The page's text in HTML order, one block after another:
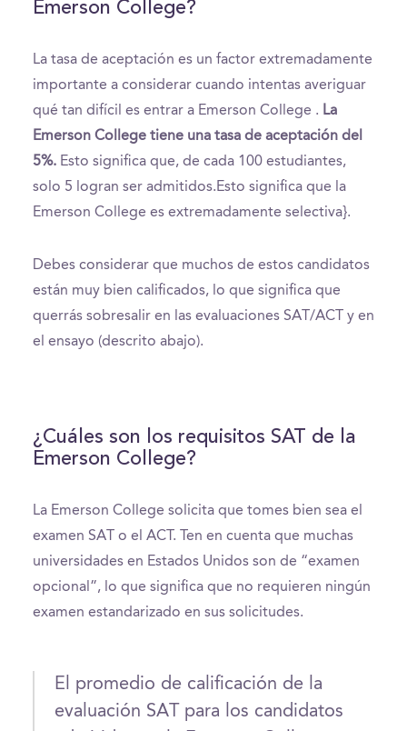
Emerson College?
La tasa de aceptación es un factor extremadamente
importante a considerar cuando intentas averiguar
qué tan difícil es entrar a Emerson College . La
Emerson College tiene una tasa de aceptación del
5%. Esto significa que, de cada 100 estudiantes,
solo 5 logran ser admitidos.Esto significa que la
Emerson College es extremadamente selectiva}.
Debes considerar que muchos de estos candidatos
están muy bien calificados, lo que significa que
querrás sobresalir en las evaluaciones SAT/ACT y en
el ensayo (descrito abajo).
¿Cuáles son los requisitos SAT de la
Emerson College?
La Emerson College solicita que tomes bien sea el
examen SAT o el ACT. Ten en cuenta que muchas
universidades en Estados Unidos son de “examen
opcional”, lo que significa que no requieren ningún
examen estandarizado en sus solicitudes.
El promedio de calificación de la
evaluación SAT para los candidatos